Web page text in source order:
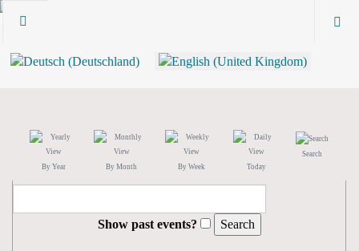
By Year By Month By Week Today
Search
Show past events?